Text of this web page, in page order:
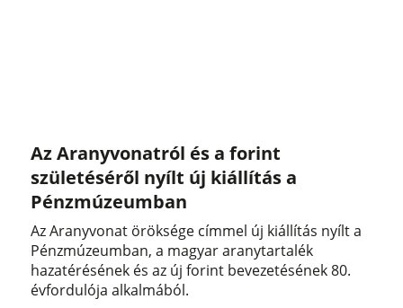
Az Aranyvonatról és a forint
születéséről nyílt új kiállítás a
Pénzmúzeumban
Az Aranyvonat öröksége címmel új kiállítás nyílt a
Pénzmúzeumban, a magyar aranytartalék
hazatérésének és az új forint bevezetésének 80.
évfordulója alkalmából.